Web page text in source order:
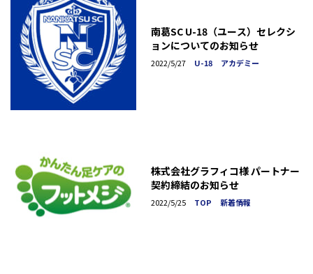
南葛SC U-18（ユース）セレクシ
ョンについてのお知らせ
2022/5/27 U-18 アカデミー
株式会社グラフィコ様 パートナー
契約締結のお知らせ
2022/5/25 TOP 新着情報